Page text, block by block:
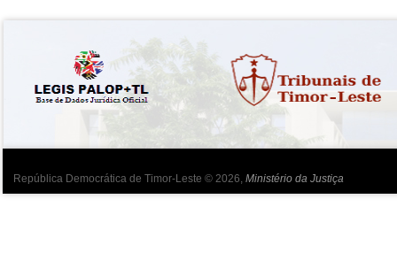
República Democrática de Timor-Leste © 2026, Ministério da Justiça